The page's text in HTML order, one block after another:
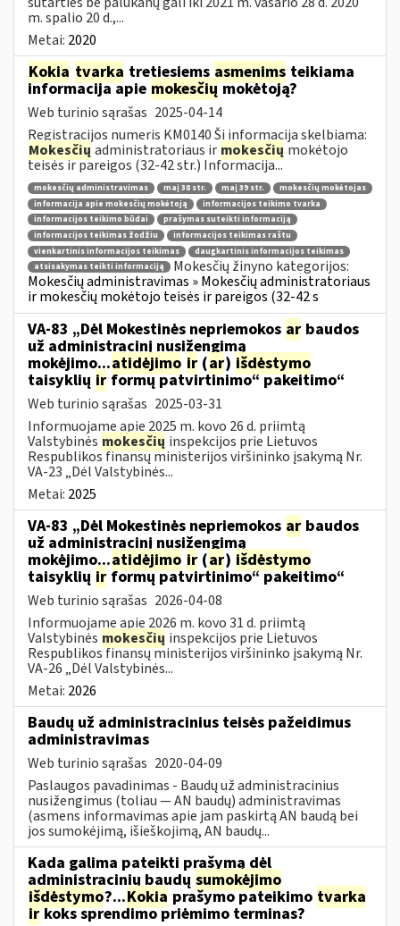
m. spalio 20 d.,...
Metai: 2020
Kokia tvarka tretiesiems asmenims teikiama
informacija apie mokesčiųmokėtoją?
Web turinio sąrašas 2025-04-14
Registracijos numeris KM0140 Ši informacija skelbiama:
Mokesčių administratoriaus ir mokesčių mokėtojo
teisės ir pareigos (32-42 str.) Informacija...
mokesčių administravimas maį 38 str. maį 39 str.
mokesčių mokėtojas
informacija apie mokesčių mokėtoją
informacijos teikimo tvarka
informacijos teikimo būdai
prašymas suteikti informaciją
informacijos teikimas žodžiu
informacijos teikimas raštu
vienkartinis informacijos teikimas
daugkartinis informacijos teikimas
atsisakymas teikti informaciją
Mokesčių žinyno kategorijos:
Mokesčių administravimas » Mokesčių administratoriaus
ir mokesčių mokėtojo teisės ir pareigos (32-42 s
VA-83 „Dėl Mokestinės nepriemokos ar baudos
už administracinį nusižengimą
mokėjimo...atidėjimo ir (ar) išdėstymo
taisyklių ir formų patvirtinimo“ pakeitimo“
Web turinio sąrašas 2025-03-31
Informuojame apie 2025 m. kovo 26 d. priimtą
Valstybinės mokesčių inspekcijos prie Lietuvos
Respublikos finansų ministerijos viršininko įsakymą Nr.
VA-23 „Dėl Valstybinės...
Metai: 2025
VA-83 „Dėl Mokestinės nepriemokos ar baudos
už administracinį nusižengimą
mokėjimo...atidėjimo ir (ar) išdėstymo
taisyklių ir formų patvirtinimo“ pakeitimo“
Web turinio sąrašas 2026-04-08
Informuojame apie 2026 m. kovo 31 d. priimtą
Valstybinės mokesčių inspekcijos prie Lietuvos
Respublikos finansų ministerijos viršininko įsakymą Nr.
VA-26 „Dėl Valstybinės...
Metai: 2026
Baudų už administracinius teisės pažeidimus
administravimas
Web turinio sąrašas 2020-04-09
Paslaugos pavadinimas - Baudų už administracinius
nusižengimus (toliau — AN baudų) administravimas
(asmens informavimas apie jam paskirtą AN baudą bei
jos sumokėjimą, išieškojimą, AN baudų...
Kada galima pateikti prašymą dėl
administracinių baudų sumokėjimo
išdėstymo?...Kokia prašymo pateikimo tvarka
irkoks sprendimo priėmimo terminas?